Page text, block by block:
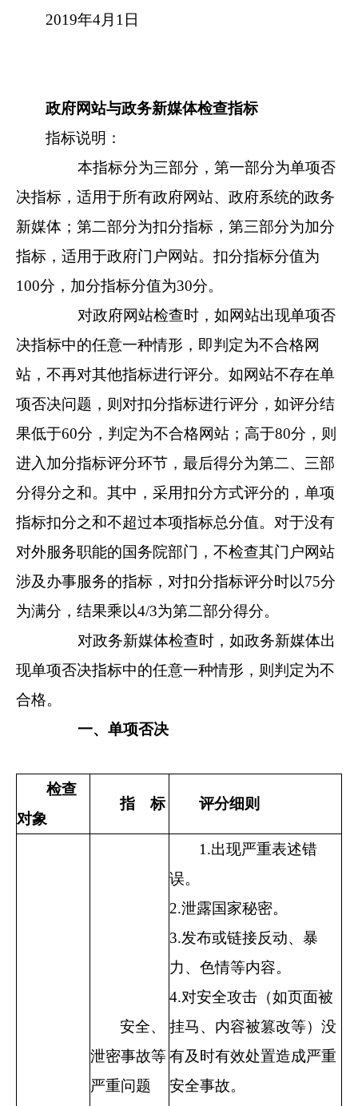
2019年4月1日
政府网站与政务新媒体检查指标
指标说明：
本指标分为三部分，第一部分为单项否
决指标，适用于所有政府网站、政府系统的政务
新媒体；第二部分为扣分指标，第三部分为加分
指标，适用于政府门户网站。扣分指标分值为
100分，加分指标分值为30分。
对政府网站检查时，如网站出现单项否
决指标中的任意一种情形，即判定为不合格网
站，不再对其他指标进行评分。如网站不存在单
项否决问题，则对扣分指标进行评分，如评分结
果低于60分，判定为不合格网站；高于80分，则
进入加分指标评分环节，最后得分为第二、三部
分得分之和。其中，采用扣分方式评分的，单项
指标扣分之和不超过本项指标总分值。对于没有
对外服务职能的国务院部门，不检查其门户网站
涉及办事服务的指标，对扣分指标评分时以75分
为满分，结果乘以4/3为第二部分得分。
对政务新媒体检查时，如政务新媒体出
现单项否决指标中的任意一种情形，则判定为不
合格。
一、单项否决
检查
对象
指 标 评分细则
安全、
泄密事故等
严重问题
1.出现严重表述错
误。
2.泄露国家秘密。
3.发布或链接反动、暴
力、色情等内容。
4.对安全攻击（如页面被
挂马、内容被篡改等）没
有及时有效处置造成严重
安全事故。